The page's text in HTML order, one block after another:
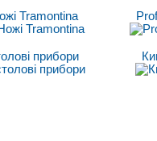
Tramontina
прибори